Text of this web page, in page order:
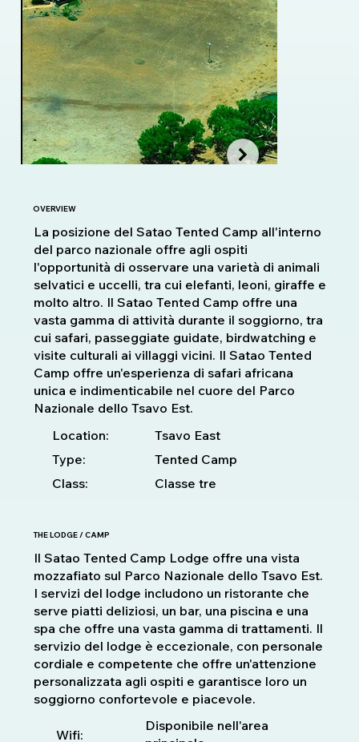
OVERVIEW
La posizione del Satao Tented Camp all'interno
del parco nazionale offre agli ospiti
l'opportunità di osservare una varietà di animali
selvatici e uccelli, tra cui elefanti, leoni, giraffe e
molto altro. Il Satao Tented Camp offre una
vasta gamma di attività durante il soggiorno, tra
cui safari, passeggiate guidate, birdwatching e
visite culturali ai villaggi vicini. Il Satao Tented
Camp offre un'esperienza di safari africana
unica e indimenticabile nel cuore del Parco
Nazionale dello Tsavo Est.
Location:
Tsavo East
Type:
Tented Camp
Class:
Classe tre
THE LODGE / CAMP
Il Satao Tented Camp Lodge offre una vista
mozzafiato sul Parco Nazionale dello Tsavo Est.
I servizi del lodge includono un ristorante che
serve piatti deliziosi, un bar, una piscina e una
spa che offre una vasta gamma di trattamenti. Il
servizio del lodge è eccezionale, con personale
cordiale e competente che offre un'attenzione
personalizzata agli ospiti e garantisce loro un
soggiorno confortevole e piacevole.
Wifi:
Disponibile nell'area